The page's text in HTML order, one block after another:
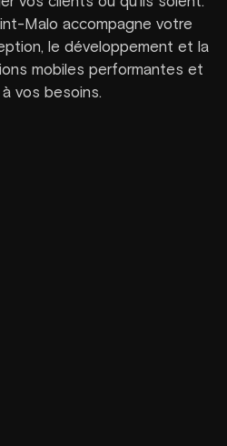
Malo accompagne votre
le développement et la
mobiles performantes et
vos besoins.